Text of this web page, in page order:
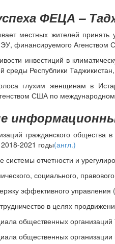
ФЕЦА –
местных жителей принять
финансируемого
инвестиций в
среды Республики
глухим женщинам в
США по
гражданского
2021 годы(англ.)
системы отчетности и
социального,
эффективного
в целях
общественных организаций
общественных